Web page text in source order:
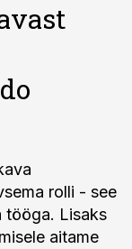
rolli - see
tööga. Lisaks
aitame